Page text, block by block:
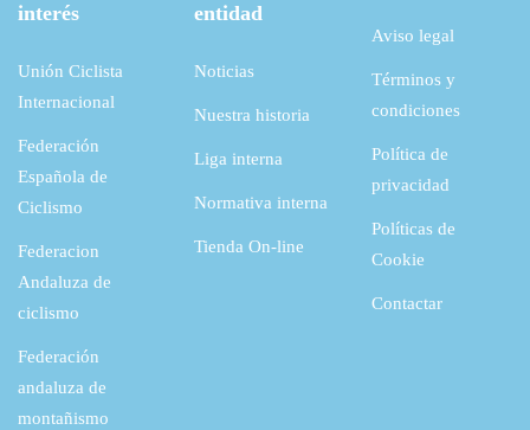
interés
Unión Ciclista
Internacional
Federación
Española de
Ciclismo
Federacion
Andaluza de
ciclismo
Federación
andaluza de
montañismo
entidad
Noticias
Nuestra historia
Liga interna
Normativa interna
Tienda On-line
Aviso legal
Términos y
condiciones
Política de
privacidad
Políticas de
Cookie
Contactar